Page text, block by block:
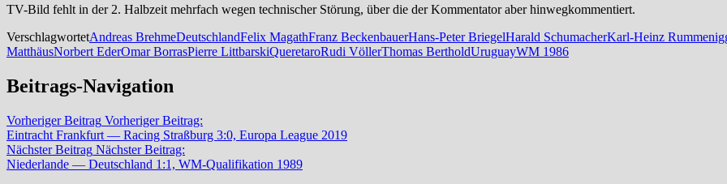
TV-Bild fehlt in der 2. Halbzeit mehrfach wegen technischer Störung, über die der Kommentator aber hinwegkommentiert.
VerschlagwortetAndreas BrehmeDeutschlandFelix MagathFranz BeckenbauerHans-Peter BriegelHarald SchumacherKarl-Heinz
MatthäusNorbert EderOmar BorrasPierre LittbarskiQueretaroRudi VöllerThomas BertholdUruguayWM 1986
Beitrags-Navigation
Vorheriger Beitrag Vorheriger Beitrag:
Eintracht Frankfurt — Racing Straßburg 3:0, Europa League 2019
Nächster Beitrag Nächster Beitrag:
Niederlande — Deutschland 1:1, WM-Qualifikation 1989